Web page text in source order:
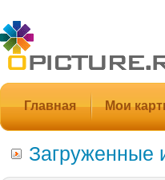
Главная Мои
Загруженные